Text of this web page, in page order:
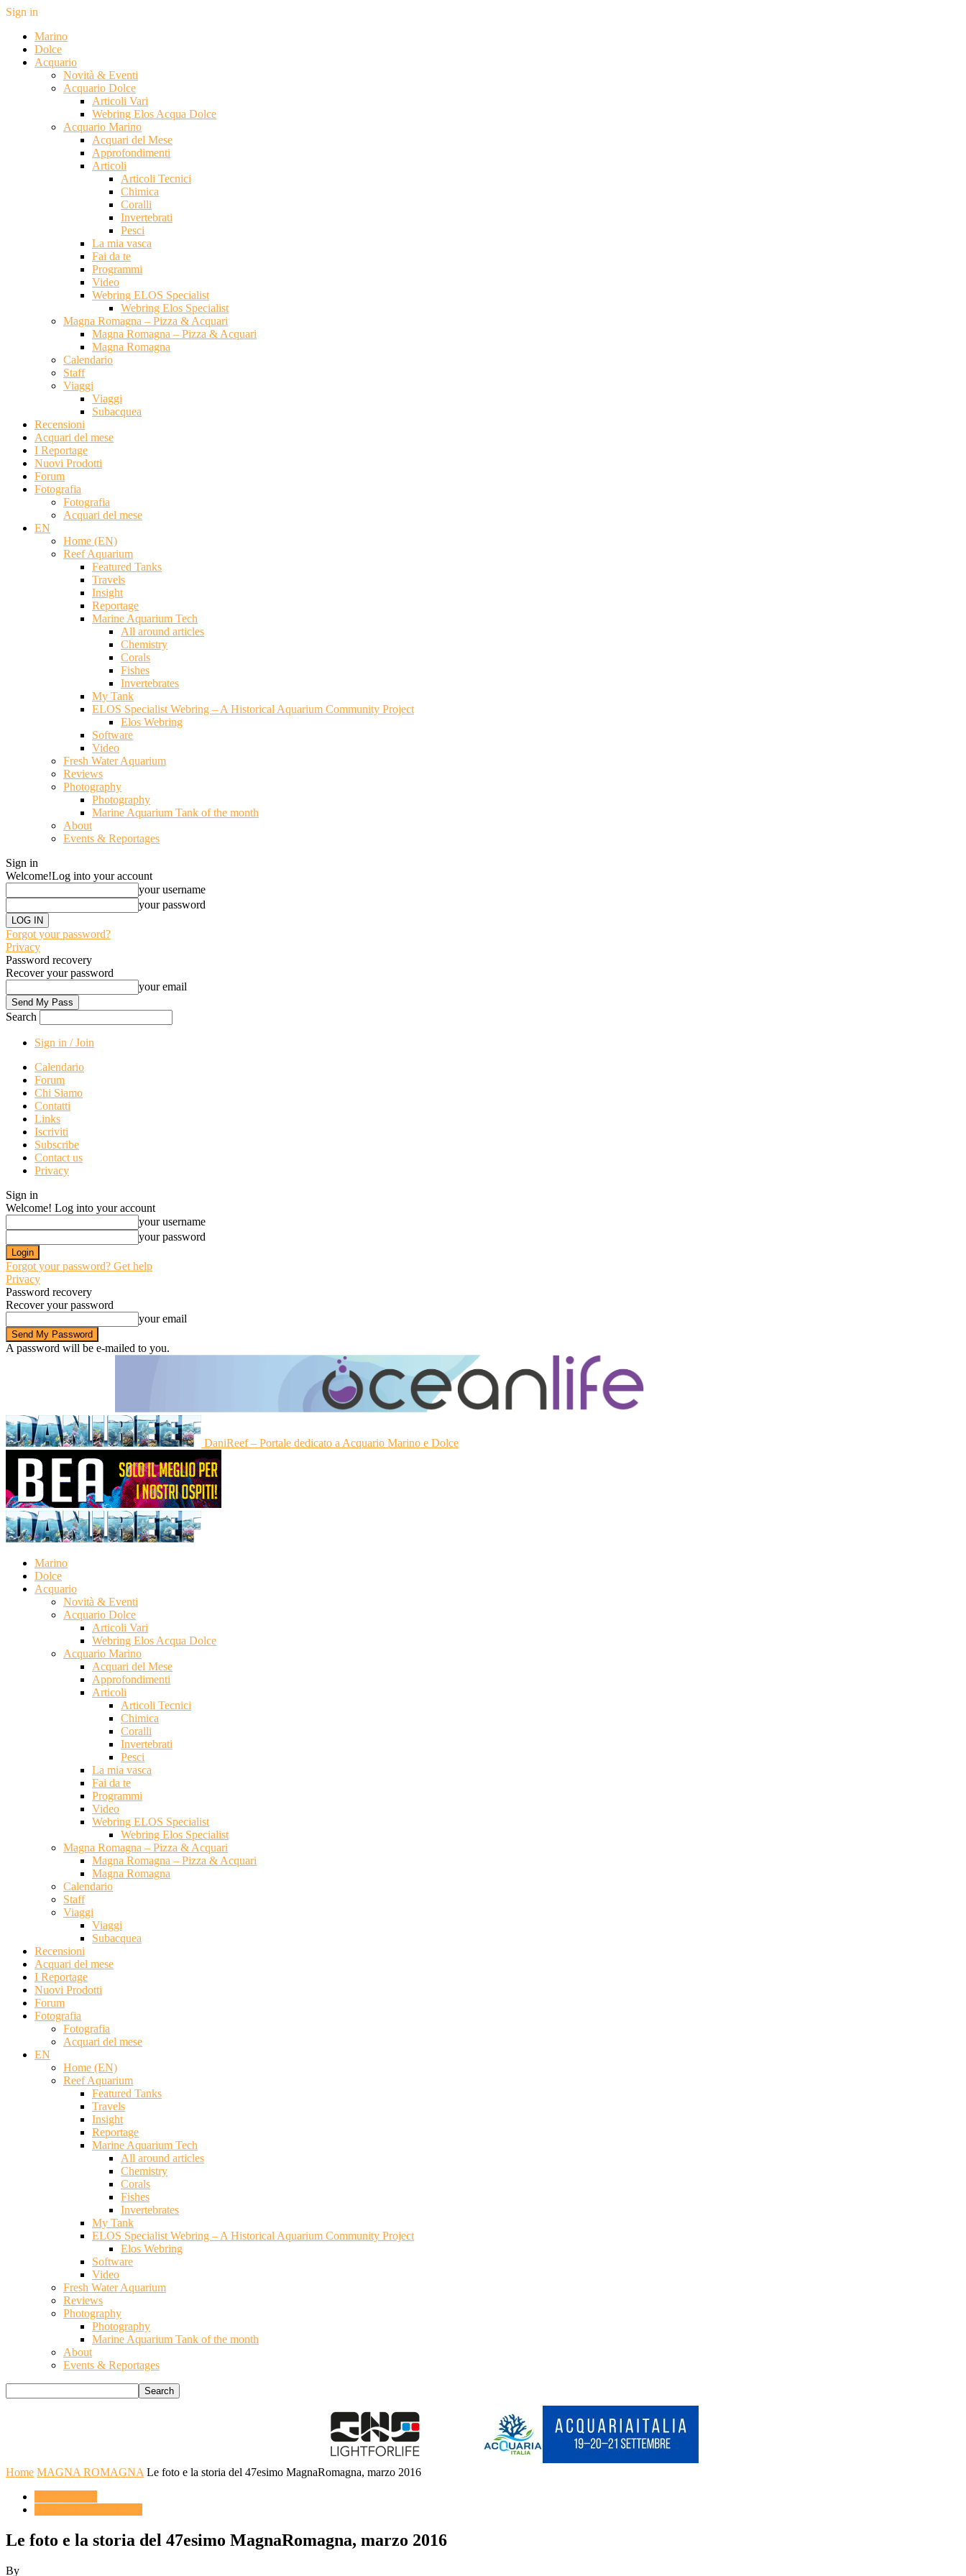
Sign in
Marino
Dolce
Acquario
Novità & Eventi
Acquario Dolce
Articoli Vari
Webring Elos Acqua Dolce
Acquario Marino
Acquari del Mese
Approfondimenti
Articoli
Articoli Tecnici
Chimica
Coralli
Invertebrati
Pesci
La mia vasca
Fai da te
Programmi
Video
Webring ELOS Specialist
Webring Elos Specialist
Magna Romagna – Pizza & Acquari
Magna Romagna – Pizza & Acquari
Magna Romagna
Calendario
Staff
Viaggi
Viaggi
Subacquea
Recensioni
Acquari del mese
I Reportage
Nuovi Prodotti
Forum
Fotografia
Fotografia
Acquari del mese
EN
Home (EN)
Reef Aquarium
Featured Tanks
Travels
Insight
Reportage
Marine Aquarium Tech
All around articles
Chemistry
Corals
Fishes
Invertebrates
My Tank
ELOS Specialist Webring – A Historical Aquarium Community Project
Elos Webring
Software
Video
Fresh Water Aquarium
Reviews
Photography
Photography
Marine Aquarium Tank of the month
About
Events & Reportages
Sign in
Welcome!Log into your account
your username
your password
Forgot your password?
Privacy
Password recovery
Recover your password
your email
Search
Sign in / Join
Calendario
Forum
Chi Siamo
Contatti
Links
Iscriviti
Subscribe
Contact us
Privacy
Sign in
Welcome! Log into your account
your username
your password
Forgot your password? Get help
Privacy
Password recovery
Recover your password
your email
A password will be e-mailed to you.
DaniReef – Portale dedicato a Acquario Marino e Dolce
Marino
Dolce
Acquario
Novità & Eventi
Acquario Dolce
Articoli Vari
Webring Elos Acqua Dolce
Acquario Marino
Acquari del Mese
Approfondimenti
Articoli
Articoli Tecnici
Chimica
Coralli
Invertebrati
Pesci
La mia vasca
Fai da te
Programmi
Video
Webring ELOS Specialist
Webring Elos Specialist
Magna Romagna – Pizza & Acquari
Magna Romagna – Pizza & Acquari
Magna Romagna
Calendario
Staff
Viaggi
Viaggi
Subacquea
Recensioni
Acquari del mese
I Reportage
Nuovi Prodotti
Forum
Fotografia
Fotografia
Acquari del mese
EN
Home (EN)
Reef Aquarium
Featured Tanks
Travels
Insight
Reportage
Marine Aquarium Tech
All around articles
Chemistry
Corals
Fishes
Invertebrates
My Tank
ELOS Specialist Webring – A Historical Aquarium Community Project
Elos Webring
Software
Video
Fresh Water Aquarium
Reviews
Photography
Photography
Marine Aquarium Tank of the month
About
Events & Reportages
Home MAGNA ROMAGNA Le foto e la storia del 47esimo MagnaRomagna, marzo 2016
Le foto e la storia del 47esimo MagnaRomagna, marzo 2016
By